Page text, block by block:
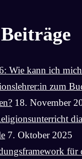
Wie kann ich
zum
18. November
7. Oktober 2025
für